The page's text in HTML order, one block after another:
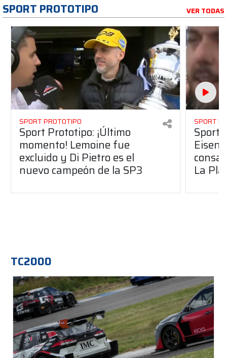
SPORT PROTOTIPO VER TODAS
SPORT PROTOTIPO
Sport Prototipo: ¡Último
momento! Lemoine fue
excluido y Di Pietro es el
nuevo campeón de la SP3
SPORT
Sport
La
TC2000